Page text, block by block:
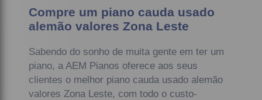
Compre um piano cauda usado
alemão valores Zona Leste
Sabendo do sonho de muita gente em ter um
piano, a AEM Pianos oferece aos seus
clientes o melhor piano cauda usado alemão
valores Zona Leste, com todo o custo-